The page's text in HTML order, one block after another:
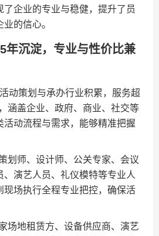
了企业的专业与稳健，提升了员
的信心。
年沉淀，专业与性价比兼
动策划与承办行业积累，服务超
涵盖企业、政府、商业、社交等
活动流程与需求，能够精准把握
划师、设计师、公关专家、会议
、演艺人员、礼仪模特等专业人
现场执行全程专业把控，确保活
场地租赁方、设备供应商、演艺